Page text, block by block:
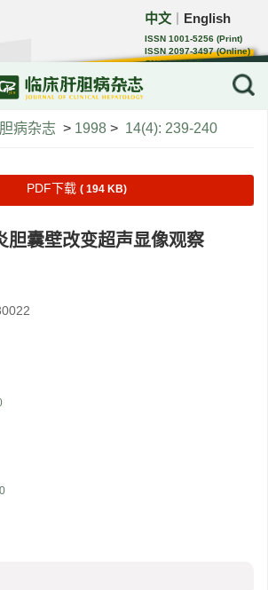
中文 English
ISSN 1001-5256 (Print)
ISSN 2097-3497 (Online)
CN 22-1108/R
病杂志 > 1998 > 14(4): 239-240
PDF下载 ( 194 KB)
胆囊壁改变超声显像观察